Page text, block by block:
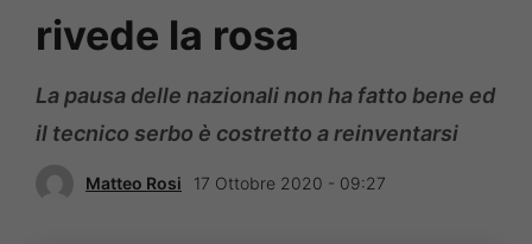
rivede la rosa
La pausa delle nazionali non ha fatto bene ed
il tecnico serbo è costretto a reinventarsi
Matteo Rosi 17 Ottobre 2020 - 09:27